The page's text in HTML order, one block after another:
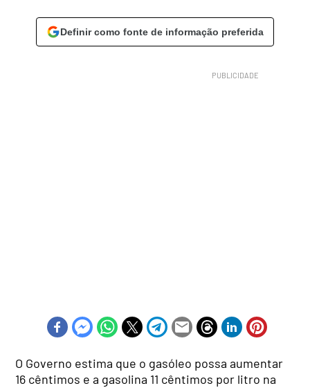
Definir como fonte de informação preferida
O Governo estima que o gasóleo possa aumentar
16 cêntimos e a gasolina 11 cêntimos por litro na